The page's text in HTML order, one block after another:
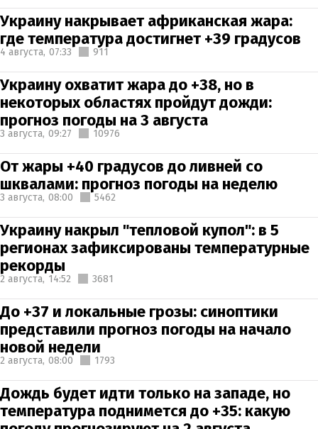
Украину накрывает африканская жара:
где температура достигнет +39 градусов
4 августа, 07:33 911
Украину охватит жара до +38, но в
некоторых областях пройдут дожди:
прогноз погоды на 3 августа
3 августа, 09:27 10976
От жары +40 градусов до ливней со
шквалами: прогноз погоды на неделю
3 августа, 08:00 5462
Украину накрыл "тепловой купол": в 5
регионах зафиксированы температурные
рекорды
2 августа, 14:52 3681
До +37 и локальные грозы: синоптики
представили прогноз погоды на начало
новой недели
2 августа, 08:00 1793
Дождь будет идти только на западе, но
температура поднимется до +35: какую